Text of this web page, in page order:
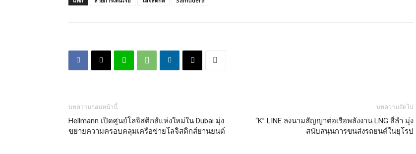
บทความก่อนหน้านี้
Hellmann เปิดศูนย์โลจิสติกส์แห่งใหม่ใน Dubai มุ่ง
ขยายความครอบคลุมเครือข่ายโลจิสติกส์ยานยนต์
บทความถัดไป
“K” LINE ลงนามสัญญาต่อเรือพลังงาน LNG สี่ลำ มุ่ง
สนับสนุนการขนส่งรถยนต์ในยุโรป